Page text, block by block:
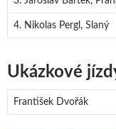
4. Nikolas Pergl, Slaný
Ukázkové
František Dvořák